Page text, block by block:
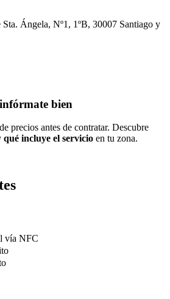
Ángela, Nº1, 1ºB, 30007 Santiago y
bien
precios antes de contratar. Descubre
qué incluye el servicio en tu zona.
vía NFC